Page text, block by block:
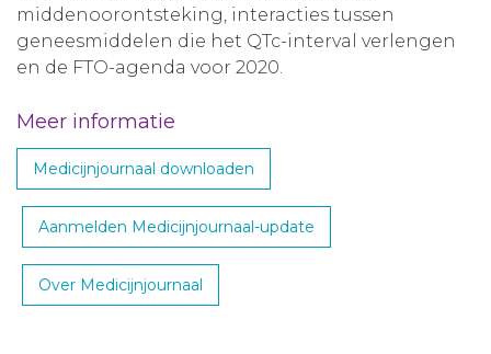
middenoorontsteking, interacties tussen
geneesmiddelen die het QTc-interval verlengen
en de FTO-agenda voor 2020.
Meer informatie
Medicijnjournaal downloaden
Aanmelden Medicijnjournaal-update
Over Medicijnjournaal